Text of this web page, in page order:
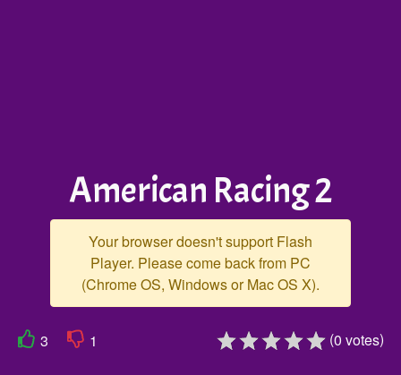
American Racing 2
Your browser doesn't support Flash
Player. Please come back from PC
(Chrome OS, Windows or Mac OS X).
3 1 (0 votes)